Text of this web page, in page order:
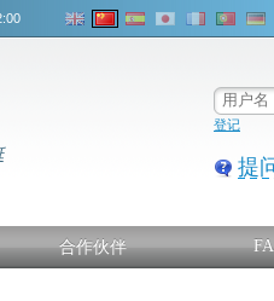
登记
提
合作伙伴